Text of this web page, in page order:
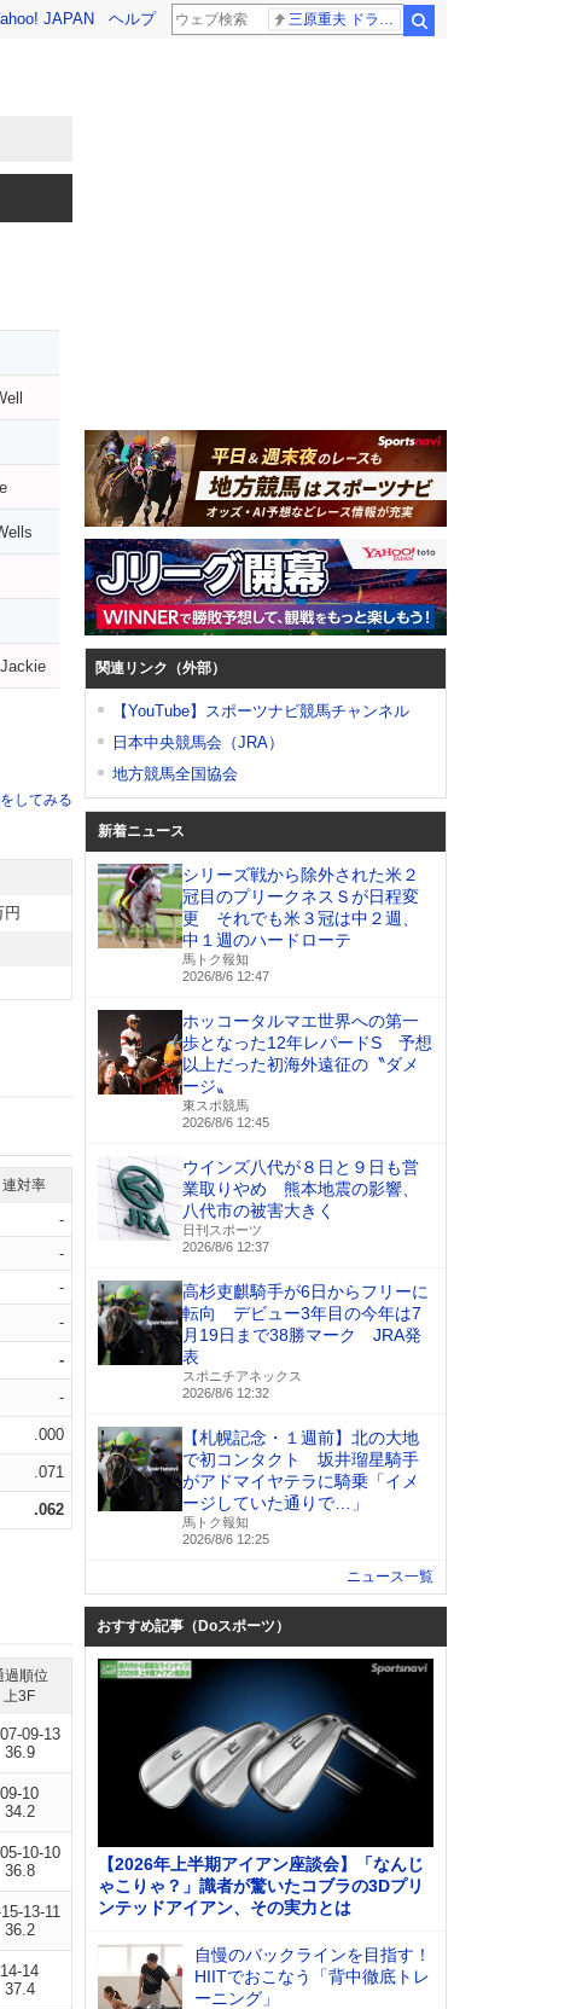
JAPAN ヘルプ
してみる
円
連対率
-
-
-
-
-
-
.000
.071
.062
過順位
上3F
09-13
36.9
09-10
34.2
10-10
36.8
13-11
36.2
14-14
37.4
関連リンク（外部）
【YouTube】スポーツナビ競馬チャンネル
日本中央競馬会（JRA）
地方競馬全国協会
新着ニュース
シリーズ戦から除外された米２
冠目のプリークネスＳが日程変
更 それでも米３冠は中２週、
中１週のハードローテ
馬トク報知
2026/8/6 12:47
ホッコータルマエ世界への第一
歩となった12年レパードS 予想
以上だった初海外遠征の〝ダメ
ージ〟
東スポ競馬
2026/8/6 12:45
ウインズ八代が８日と９日も営
業取りやめ 熊本地震の影響、
八代市の被害大きく
日刊スポーツ
2026/8/6 12:37
高杉吏麒騎手が6日からフリーに
転向 デビュー3年目の今年は7
月19日まで38勝マーク JRA発
表
スポニチアネックス
2026/8/6 12:32
【札幌記念・１週前】北の大地
で初コンタクト 坂井瑠星騎手
がアドマイヤテラに騎乗「イメ
ージしていた通りで…」
馬トク報知
2026/8/6 12:25
ニュース一覧
おすすめ記事（Doスポーツ）
【2026年上半期アイアン座談会】「なんじ
ゃこりゃ？」識者が驚いたコブラの3Dプリ
ンテッドアイアン、その実力とは
自慢のバックラインを目指す！
HIITでおこなう「背中徹底トレ
ーニング」